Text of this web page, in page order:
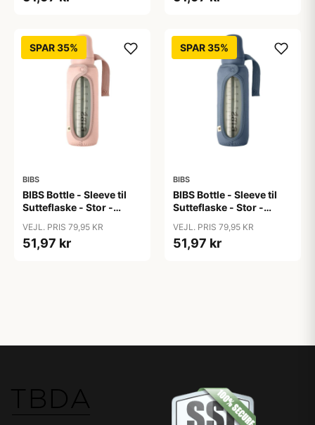
SPAR 35%
BIBS
BIBS Bottle - Sleeve til
Sutteflaske - Stor -
VEJL. PRIS 79,95 KR
51,97 kr
SPAR 35%
BIBS
BIBS Bottle - Sleeve til
Sutteflaske - Stor -
VEJL. PRIS 79,95 KR
51,97 kr